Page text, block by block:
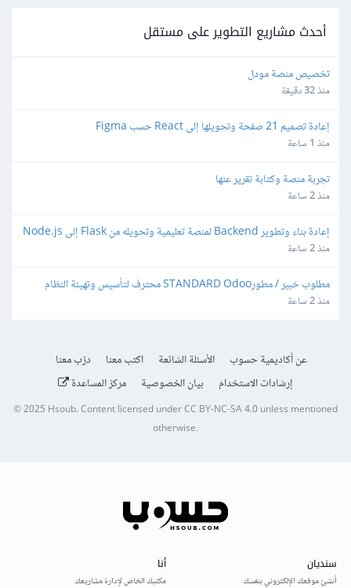
أحدث مشاريع التطوير على مستقل
تخصيص منصة مودل
منذ 32 دقيقة
إعادة تصميم 21 صفحة وتحويلها إلى React حسب Figma
منذ 1 ساعة
تجربة منصة وكتابة تقرير عنها
منذ 2 ساعة
إعادة بناء وتطوير Backend لمنصة تعليمية وتحويله من Flask إلى Node.js
منذ 2 ساعة
المحاسبي والمخزني والتقارير
منذ 2 ساعة
عن أكاديمية حسوب الأسئلة الشائعة اكتب معنا
درّب معنا
إرشادات الاستخدام
بيان الخصوصية مركز المساعدة
© 2025 Hsoub.Content licensed underCC BY-NC-SA 4.0unless mentioned
otherwise.